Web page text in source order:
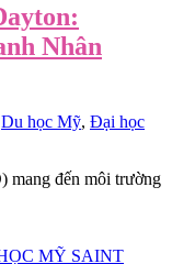
Nhân
Du học Mỹ, Đại học
mang đến môi trường